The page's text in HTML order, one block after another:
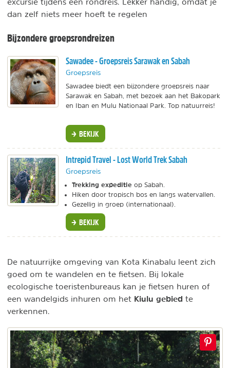
dan zelf niets meer hoeft te regelen
Bijzondere groepsrondreizen
Sawadee - Groepsreis Sarawak en Sabah
Groepsreis
Sawadee biedt een bijzondere groepsreis naar
Sarawak en Sabah, met bezoek aan het Bakopark
en Iban en Mulu Nationaal Park. Top natuurreis!
BEKIJK
Intrepid Travel - Lost World Trek Sabah
Groepsreis
Trekking expeditie op Sabah.
Hiken door tropisch bos en langs watervallen.
Gezellig in groep (internationaal).
BEKIJK
De natuurrijke omgeving van Kota Kinabalu leent zich
goed om te wandelen en te fietsen. Bij lokale
ecologische toeristenbureaus kan je fietsen huren of
een wandelgids inhuren om het Kiulu gebied te
verkennen.